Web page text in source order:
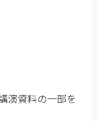
演資料の一部を